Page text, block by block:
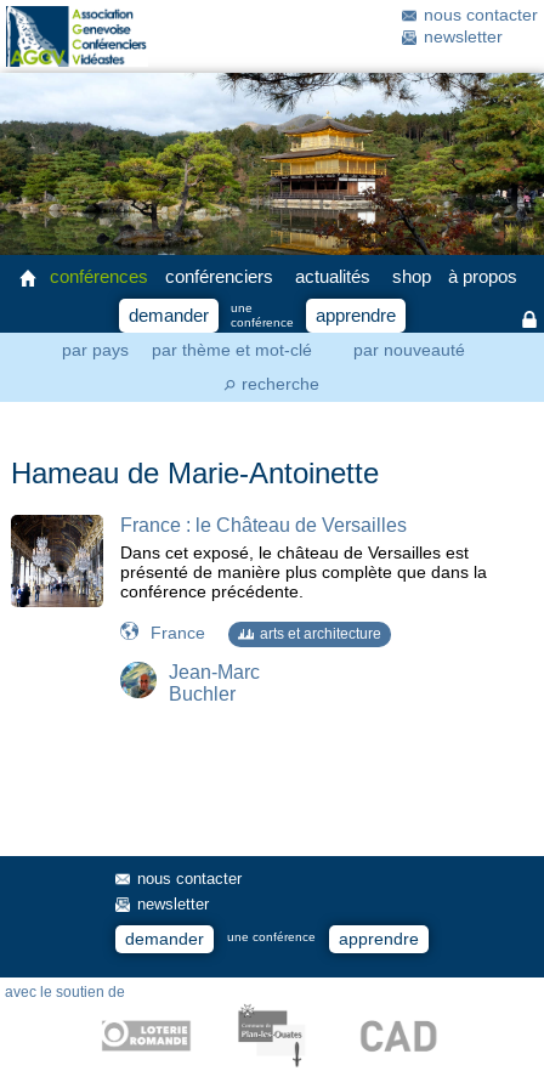
nous contacter
newsletter
conférences
par pays par thème et mot-clé par nouveauté
⚲ recherche
conférenciers actualités shop
à propos
demander
une
conférence
apprendre
Hameau de Marie-Antoinette
France : le Château de Versailles
Dans cet exposé, le château de Versailles est
présenté de manière plus complète que dans la
conférence précédente.
France arts et architecture
Jean-Marc
Buchler
nous contacter
newsletter
demander une conférence apprendre
avec le soutien de